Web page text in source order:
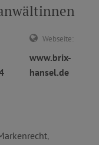
Webseite:
www.brix-
hansel.de
,